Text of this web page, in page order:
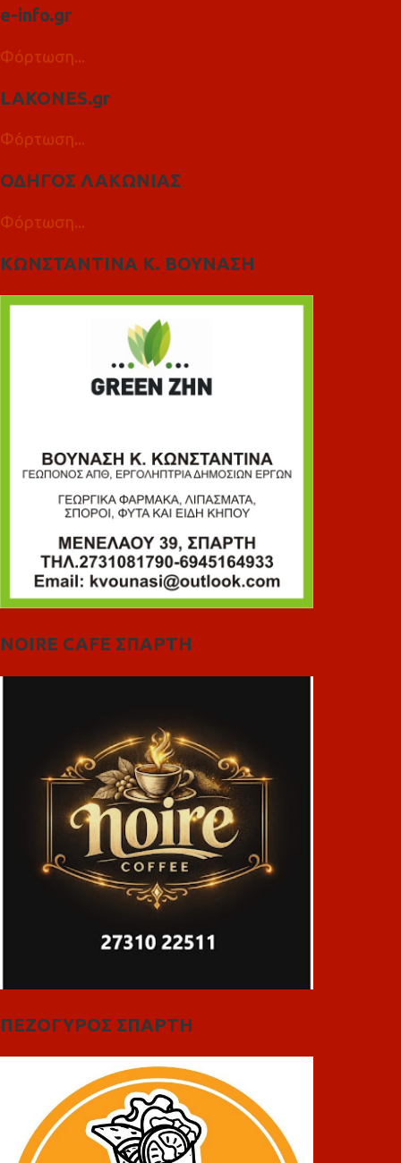
e-info.gr
Φόρτωση...
LAKONES.gr
Φόρτωση...
ΟΔΗΓΟΣ ΛΑΚΩΝΙΑΣ
Φόρτωση...
ΚΩΝΣΤΑΝΤΙΝΑ Κ. ΒΟΥΝΑΣΗ
NOIRE CAFE ΣΠΑΡΤΗ
ΠΕΖΟΓΥΡΟΣ ΣΠΑΡΤΗ